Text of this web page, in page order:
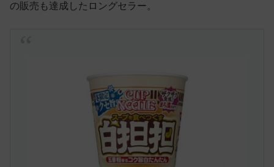
の販売も達成したロングセラー。